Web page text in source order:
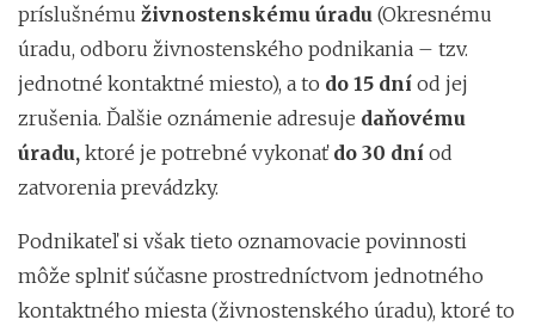
príslušnému živnostenskému úradu (Okresnému
úradu, odboru živnostenského podnikania – tzv.
jednotné kontaktné miesto), a to do 15 dní od jej
zrušenia. Ďalšie oznámenie adresuje daňovému
úradu, ktoré je potrebné vykonať do 30 dní od
zatvorenia prevádzky.
Podnikateľ si však tieto oznamovacie povinnosti
môže splniť súčasne prostredníctvom jednotného
kontaktného miesta (živnostenského úradu), ktoré to